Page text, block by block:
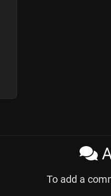
To add a